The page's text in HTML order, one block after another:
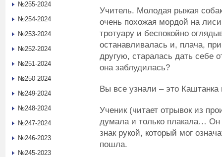
Учитель. Молодая рыжая
очень похожая мордой на
тротуару и беспокойно
останавливалась и, плача,
другую, старалась дать себе
она заблудилась?
Вы все узнали – это Каштанка
Ученик (читает отрывок из
думала и только плакала…
знак рукой, который мог
пошла.
№255-2024
№254-2024
№253-2024
№252-2024
№251-2024
№250-2024
№249-2024
№248-2024
№247-2024
№246-2023
№245-2023